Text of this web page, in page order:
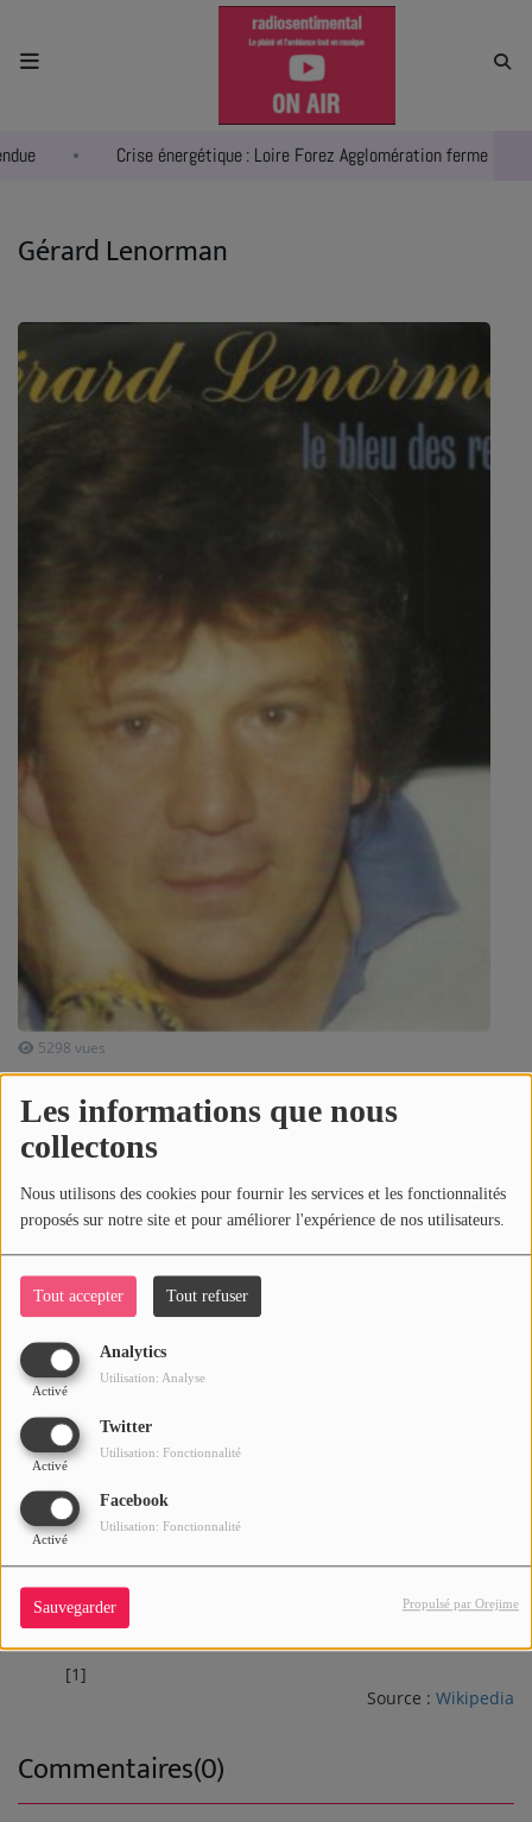
Les informations que nous
collectons
Nous utilisons des cookies pour fournir les services et les fonctionnalités
proposés sur notre site et pour améliorer l'expérience de nos utilisateurs.
Tout accepter Tout refuser
Analytics
Activé
Utilisation: Analyse
Twitter
Activé
Utilisation: Fonctionnalité
Facebook
Activé
Utilisation: Fonctionnalité
Sauvegarder Propulsé par Orejime
Crise énergétique : Loire Forez Agglomération ferme ses
ACTUALITÉS
EMISSIONS
INFO CONCERT
PUBLICITÉS
Se connecter
Gérard Lenorman
5298 vues
Cet article regroupe la
Discographie
Albums
En concert
Compilations
45 tours : 1968-1992
Les années 1960 :
Les années 1970 :première partie 1970-1974
Les années 1970 :
Les années 1980 et 1990 :
Annexes
[1]
Source : Wikipedia
Commentaires(0)